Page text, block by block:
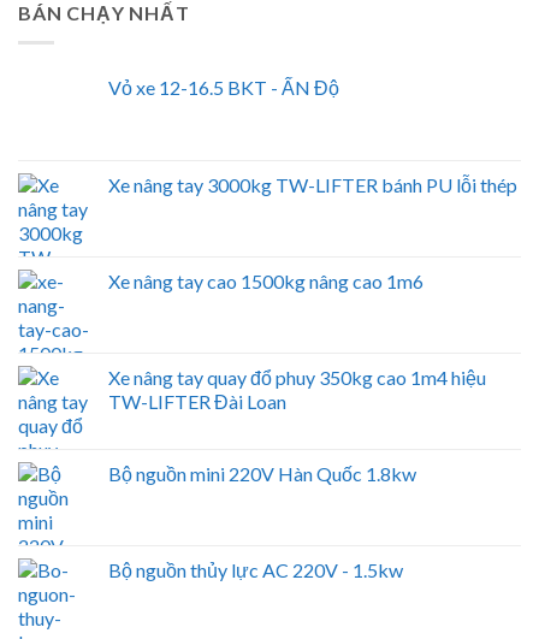
BÁN CHẠY NHẤT
Vỏ xe 12-16.5 BKT - ẤN Độ
Xe nâng tay 3000kg TW-LIFTER bánh PU lỗi thép
Xe nâng tay cao 1500kg nâng cao 1m6
Xe nâng tay quay đổ phuy 350kg cao 1m4 hiệu
TW-LIFTER Đài Loan
Bộ nguồn mini 220V Hàn Quốc 1.8kw
Bộ nguồn thủy lực AC 220V - 1.5kw